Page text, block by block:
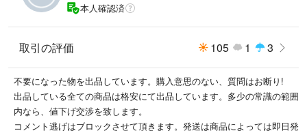
本人確認済
取引の評価 105 1 3
不要になった物を出品しています。購入意思のない、質問はお断り!
出品している全ての商品は格安にて出品しています。多少の常識の範囲
内なら、値下げ交渉を致します。
コメント逃げはブロックさせて頂きます。発送は商品によっては即日発